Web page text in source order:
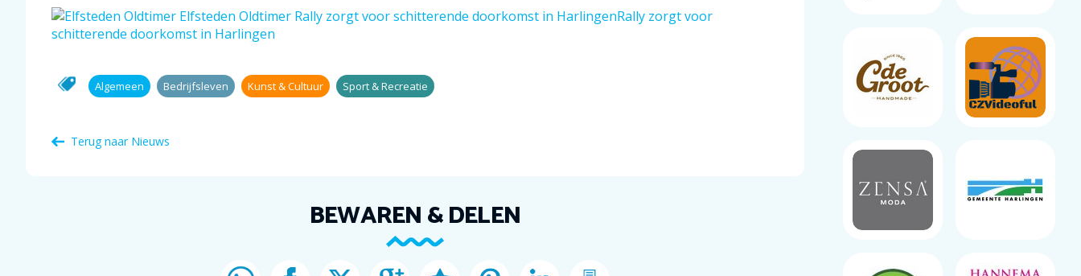
Algemeen Bedrijfsleven Kunst & Cultuur Sport & Recreatie
Terug naar Nieuws
BEWAREN & DELEN